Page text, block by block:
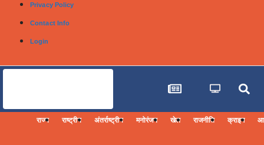
Privacy Policy
Contact Info
Login
राज्य राष्ट्रीय अंतर्राष्ट्रीय मनोरंजन खेल राजनीति क्राइम